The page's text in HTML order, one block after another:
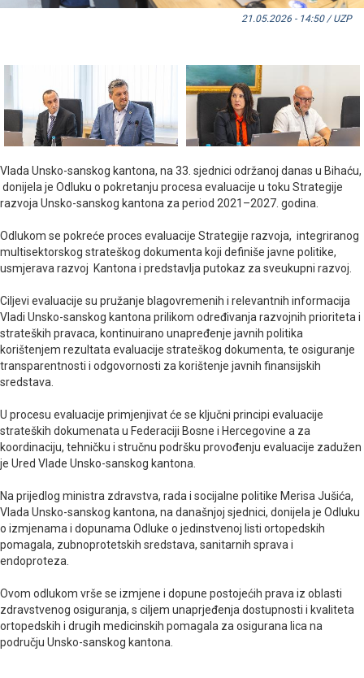
21.05.2026 - 14:50 / UZP
Vlada Unsko-sanskog kantona, na 33. sjednici održanoj danas u Bihaću,
donijela je Odluku o pokretanju procesa evaluacije u toku Strategije
razvoja Unsko-sanskog kantona za period 2021–2027. godina.
Odlukom se pokreće proces evaluacije Strategije razvoja, integriranog
multisektorskog strateškog dokumenta koji definiše javne politike,
usmjerava razvoj Kantona i predstavlja putokaz za sveukupni razvoj.
Ciljevi evaluacije su pružanje blagovremenih i relevantnih informacija
Vladi Unsko-sanskog kantona prilikom određivanja razvojnih prioriteta i
strateških pravaca, kontinuirano unapređenje javnih politika
korištenjem rezultata evaluacije strateškog dokumenta, te osiguranje
transparentnosti i odgovornosti za korištenje javnih finansijskih
sredstava.
U procesu evaluacije primjenjivat će se ključni principi evaluacije
strateških dokumenata u Federaciji Bosne i Hercegovine a za
koordinaciju, tehničku i stručnu podršku provođenju evaluacije zadužen
je Ured Vlade Unsko-sanskog kantona.
Na prijedlog ministra zdravstva, rada i socijalne politike Merisa Jušića,
Vlada Unsko-sanskog kantona, na današnjoj sjednici, donijela je Odluku
o izmjenama i dopunama Odluke o jedinstvenoj listi ortopedskih
pomagala, zubnoprotetskih sredstava, sanitarnih sprava i
endoproteza.
Ovom odlukom vrše se izmjene i dopune postojećih prava iz oblasti
zdravstvenog osiguranja, s ciljem unaprjeđenja dostupnosti i kvaliteta
ortopedskih i drugih medicinskih pomagala za osigurana lica na
području Unsko-sanskog kantona.